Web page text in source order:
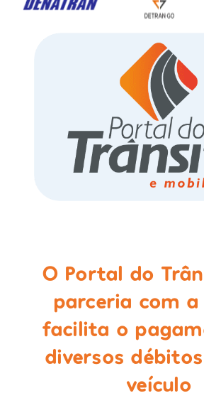
O Portal do
parceria com
facilita o
diversos
veículo